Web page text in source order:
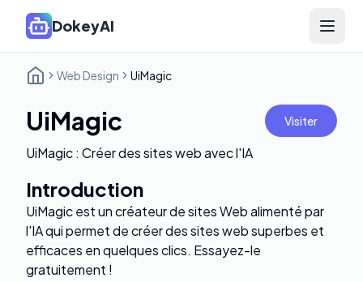
DokeyAI Open
Web Design UiMagic
UiMagic Visiter
UiMagic : Créer des sites web avec l'IA
Introduction
UiMagic est un créateur de sites Web alimenté par
l'IA qui permet de créer des sites web superbes et
efficaces en quelques clics. Essayez-le
gratuitement !